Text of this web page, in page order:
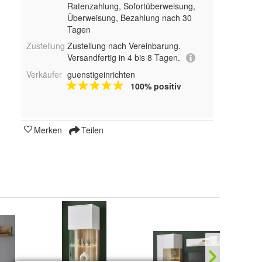
Ratenzahlung, Sofortüberweisung,
Überweisung, Bezahlung nach 30
Tagen
Zustellung Zustellung nach Vereinbarung.
Versandfertig in 4 bis 8 Tagen.
Verkäufer guenstigeinrichten
100% positiv
Merken Teilen